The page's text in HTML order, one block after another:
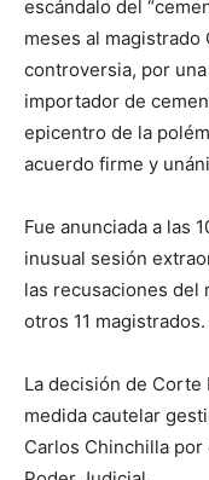
escándalo del
meses al magistrado
controversia, por
importador de
epicentro de la
acuerdo firme y
Fue anunciada a las
inusual sesión
las recusaciones del
otros 11 magistrados.
La decisión de Corte
medida cautelar
Carlos Chinchilla